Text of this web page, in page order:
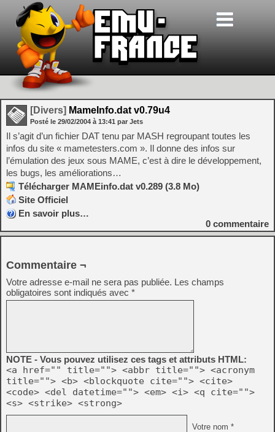
[Divers] MameInfo.dat v0.79u4
Posté le 29/02/2004 à 13:41 par Jets
Il s’agit d’un fichier DAT tenu par MASH regroupant toutes les
infos du site « mametesters.com ». Il donne des infos sur
l’émulation des jeux sous MAME, c’est à dire le développement,
les bugs, les améliorations…
Télécharger MAMEinfo.dat v0.289 (3.8 Mo)
Site Officiel
En savoir plus…
0 commentaire
Commentaire ¬
Votre adresse e-mail ne sera pas publiée. Les champs
obligatoires sont indiqués avec *
NOTE - Vous pouvez utilisez ces tags et attributs HTML:
<a href="" title=""> <abbr title=""> <acronym
title=""> <b> <blockquote cite=""> <cite>
<code> <del datetime=""> <em> <i> <q cite="">
<s> <strike> <strong>
Votre nom *